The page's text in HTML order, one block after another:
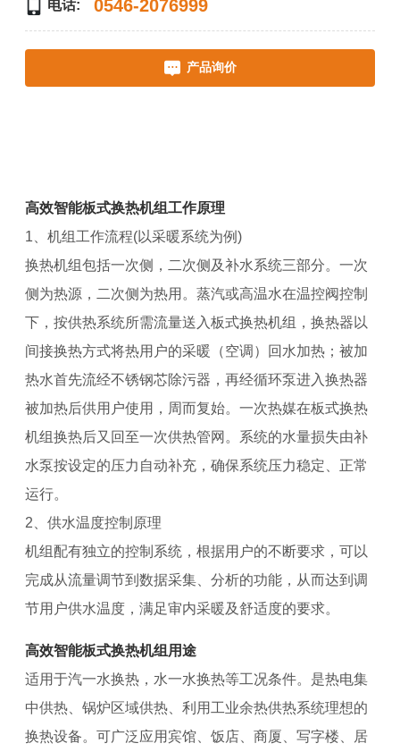
电话: 0546-2076999
产品询价
高效智能板式换热机组工作原理
1、机组工作流程(以采暖系统为例)
换热机组包括一次侧，二次侧及补水系统三部分。一次
侧为热源，二次侧为热用。蒸汽或高温水在温控阀控制
下，按供热系统所需流量送入板式换热机组，换热器以
间接换热方式将热用户的采暖（空调）回水加热；被加
热水首先流经不锈钢芯除污器，再经循环泵进入换热器
被加热后供用户使用，周而复始。一次热媒在板式换热
机组换热后又回至一次供热管网。系统的水量损失由补
水泵按设定的压力自动补充，确保系统压力稳定、正常
运行。
2、供水温度控制原理
机组配有独立的控制系统，根据用户的不断要求，可以
完成从流量调节到数据采集、分析的功能，从而达到调
节用户供水温度，满足审内采暖及舒适度的要求。
高效智能板式换热机组用途
适用于汽一水换热，水一水换热等工况条件。是热电集
中供热、锅炉区域供热、利用工业余热供热系统理想的
换热设备。可广泛应用宾馆、饭店、商厦、写字楼、居